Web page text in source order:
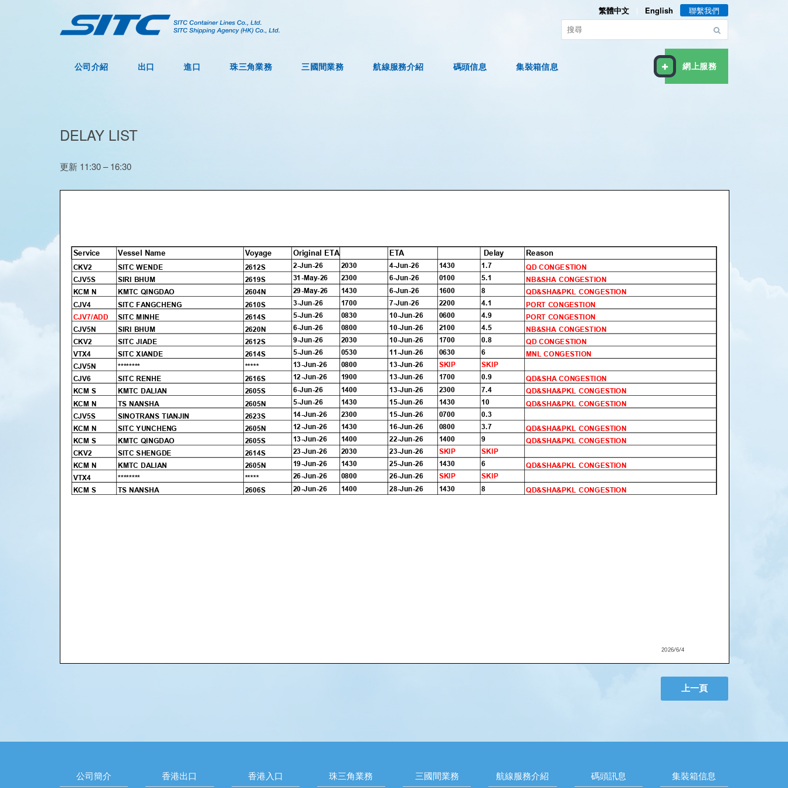
繁體中文 English 聯繫我們
網上服務
公司介紹 出口 進口 珠三角業務 三國間業務 航線服務介紹 碼頭信息 集裝箱信息
DELAY LIST
更新 11:30 – 16:30
上一頁
公司簡介 香港出口 香港入口 珠三角業務 三國間業務 航線服務介紹 碼頭訊息 集裝箱信息